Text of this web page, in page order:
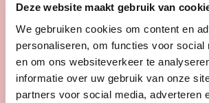
Deze website maakt gebruik van
We gebruiken cookies om content en
personaliseren, om functies voor social
en om ons websiteverkeer te
informatie over uw gebruik van onze
partners voor social media, adverteren
Volgende